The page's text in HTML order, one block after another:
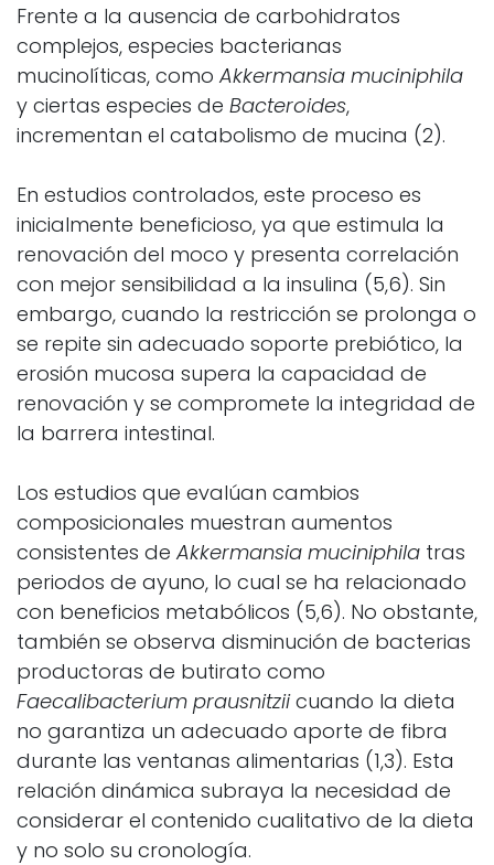
Frente a la ausencia de carbohidratos
complejos, especies bacterianas
mucinolíticas, como Akkermansia muciniphila
y ciertas especies de Bacteroides,
incrementan el catabolismo de mucina (2).
En estudios controlados, este proceso es
inicialmente beneficioso, ya que estimula la
renovación del moco y presenta correlación
con mejor sensibilidad a la insulina (5,6). Sin
embargo, cuando la restricción se prolonga o
se repite sin adecuado soporte prebiótico, la
erosión mucosa supera la capacidad de
renovación y se compromete la integridad de
la barrera intestinal.
Los estudios que evalúan cambios
composicionales muestran aumentos
consistentes de Akkermansia muciniphila tras
periodos de ayuno, lo cual se ha relacionado
con beneficios metabólicos (5,6). No obstante,
también se observa disminución de bacterias
productoras de butirato como
Faecalibacterium prausnitziicuando la dieta
no garantiza un adecuado aporte de fibra
durante las ventanas alimentarias (1,3). Esta
relación dinámica subraya la necesidad de
considerar el contenido cualitativo de la dieta
y no solo su cronología.